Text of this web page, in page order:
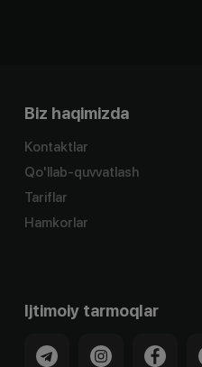
Biz haqimizda
Kontaktlar
Qo'llab-quvvatlash
Tariflar
Hamkorlar
Ijtimoiy tarmoqlar